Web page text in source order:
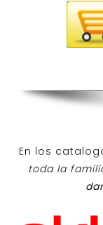
En los
toda la